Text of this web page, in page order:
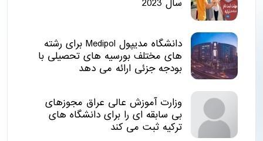
سال 2023
دانشگاه مدیپول Medipol برای رشته
های مختلف بورسیه های تحصیلی با
بودجه جزئی ارائه می دهد
وزارت آموزش عالی عراق مجوزهای
بی سابقه ای را برای دانشگاه های
ترکیه ثبت می کند